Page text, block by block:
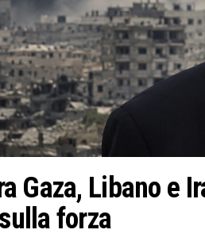
Gaza, Libano e
forza